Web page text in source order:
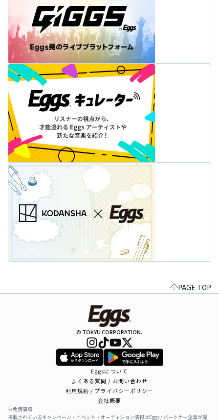
PAGE TOP
© TOKYU CORPORATION.
Eggsについて
よくある質問 / お問い合わせ
利用規約 / プライバシーポリシー
会社概要
※免責事項
掲載されているキャンペーン・イベント・オーディション情報はEggs / パートナー企業が提